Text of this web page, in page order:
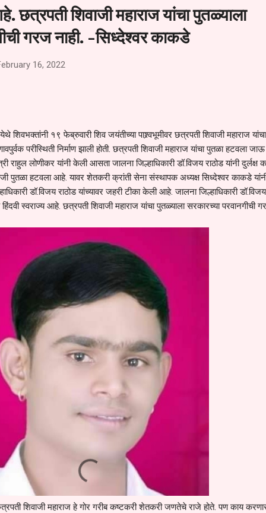
छत्रपती शिवाजी महाराज यांचा पुतळ्याला
गरज नाही. -सिध्देश्वर काकडे
16, 2022
शिवभक्तांनी १९ फेब्रुवारी शिव जयंतीच्या पाश्र्वभूमीवर छत्रपती शिवाजी महाराज
परीस्थिती निर्माण झाली होती. छत्रपती शिवाजी महाराज यांचा पुतळा हटवला
राहुल लोणीकर यांनी केली आसता जालना जिल्हाधिकारी डॉ.विजय राठोड यांनी दुर्लक्ष
पुतळा हटवला आहे. यावर शेतकरी क्रांती सेना संस्थापक अध्यक्ष सिध्देश्वर काकडे
डॉ.विजय राठोड यांच्यावर जहरी टीका केली आहे. जालना जिल्हाधिकारी
स्वराज्य आहे. छत्रपती शिवाजी महाराज यांचा पुतळ्याला सरकारच्या परवानगीची
शिवाजी महाराज हे गोर गरीब कष्टकरी शेतकरी जणतेचे राजे होते. पण काय